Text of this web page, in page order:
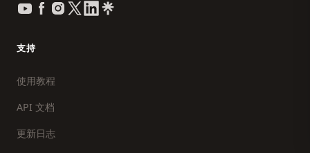
支持
使用教程
API 文档
更新日志